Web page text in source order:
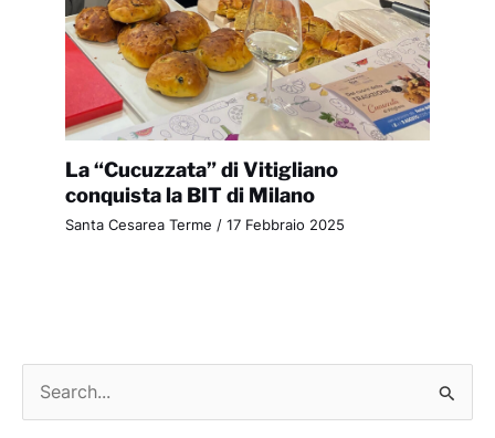
La “Cucuzzata” di Vitigliano
conquista la BIT di Milano
Santa Cesarea Terme / 17 Febbraio 2025